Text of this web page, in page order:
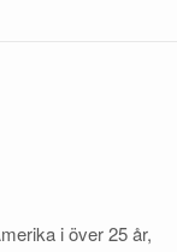
i över 25 år,